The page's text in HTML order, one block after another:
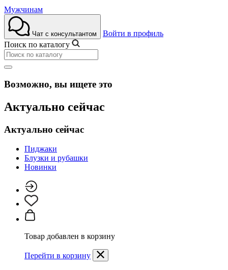
Мужчинам
Чат с консультантом
Войти в профиль
Поиск по каталогу
Возможно, вы ищете это
Актуально сейчас
Актуально сейчас
Пиджаки
Блузки и рубашки
Новинки
Товар добавлен в корзину
Перейти в корзину